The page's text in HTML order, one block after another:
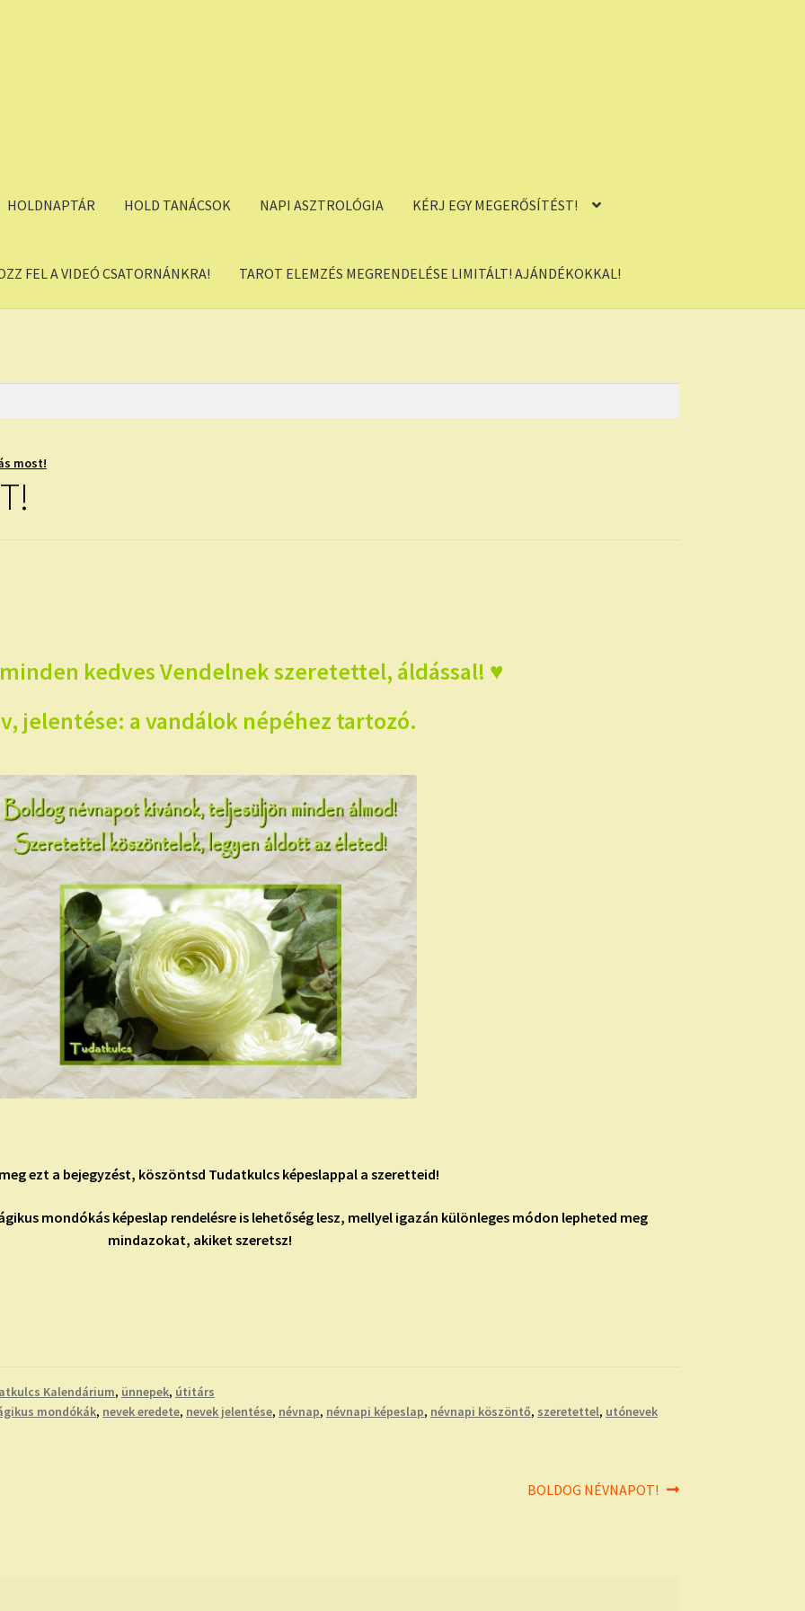
HOLDNAPTÁR HOLD TANÁCSOK NAPI ASZTROLÓGIA KÉRJ EGY MEGERŐSÍTÉST!
FEL A VIDEÓ CSATORNÁNKRA! TAROT ELEMZÉS MEGRENDELÉSE LIMITÁLT! AJÁNDÉKOKKAL!
most!
kedves Vendelnek szeretettel, áldással! ♥
jelentése: a vandálok népéhez tartozó.
ezt a bejegyzést, köszöntsd Tudatkulcs képeslappal a szeretteid!
mondókás képeslap rendelésre is lehetőség lesz, mellyel igazán különleges módon lepheted meg
mindazokat, akiket szeretsz!
Kalendárium, ünnepek, útitárs
mondókák, nevek eredete, nevek jelentése, névnap, névnapi képeslap, névnapi köszöntő, szeretettel, utónevek
Next
BOLDOG NÉVNAPOT!